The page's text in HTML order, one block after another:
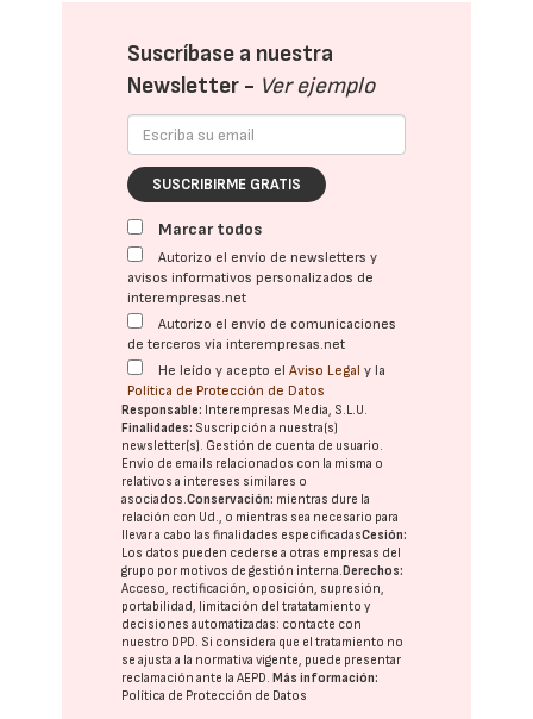
Suscríbase a nuestra
Newsletter - Ver ejemplo
SUSCRIBIRME GRATIS
Marcar todos
Autorizo el envío de newsletters y
avisos informativos personalizados de
interempresas.net
Autorizo el envío de comunicaciones
de terceros vía interempresas.net
He leído y acepto elAviso Legal y la
Política de Protección de Datos
Responsable: Interempresas Media, S.L.U.
Finalidades: Suscripción a nuestra(s)
newsletter(s). Gestión de cuenta de usuario.
Envío de emails relacionados con la misma o
relativos a intereses similares o
asociados.Conservación: mientras dure la
relación con Ud., o mientras sea necesario para
llevar a cabo las finalidades especificadasCesión:
Los datos pueden cederse a otras empresas del
grupo por motivos de gestión interna. Derechos:
Acceso, rectificación, oposición, supresión,
portabilidad, limitación del tratatamiento y
decisiones automatizadas: contacte con
nuestro DPD. Si considera que el tratamiento no
se ajusta a la normativa vigente, puede presentar
reclamación ante laAEPD. Más información:
Política de Protección de Datos